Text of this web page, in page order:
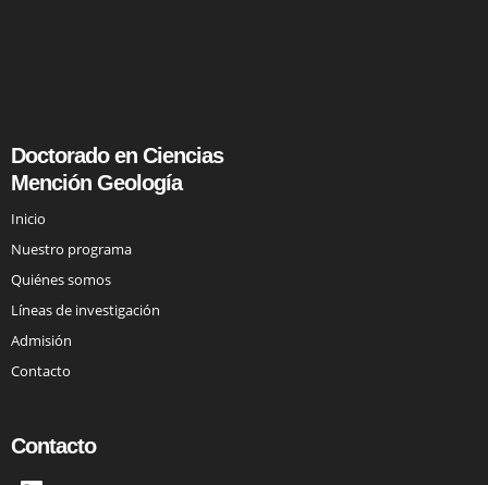
Doctorado en Ciencias
Mención Geología
Inicio
Nuestro programa
Quiénes somos
Líneas de investigación
Admisión
Contacto
Contacto